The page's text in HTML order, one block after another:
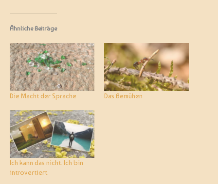
Ähnliche Beiträge
Die Macht der Sprache Das Bemühen
Ich kann das nicht. Ich bin
introvertiert.